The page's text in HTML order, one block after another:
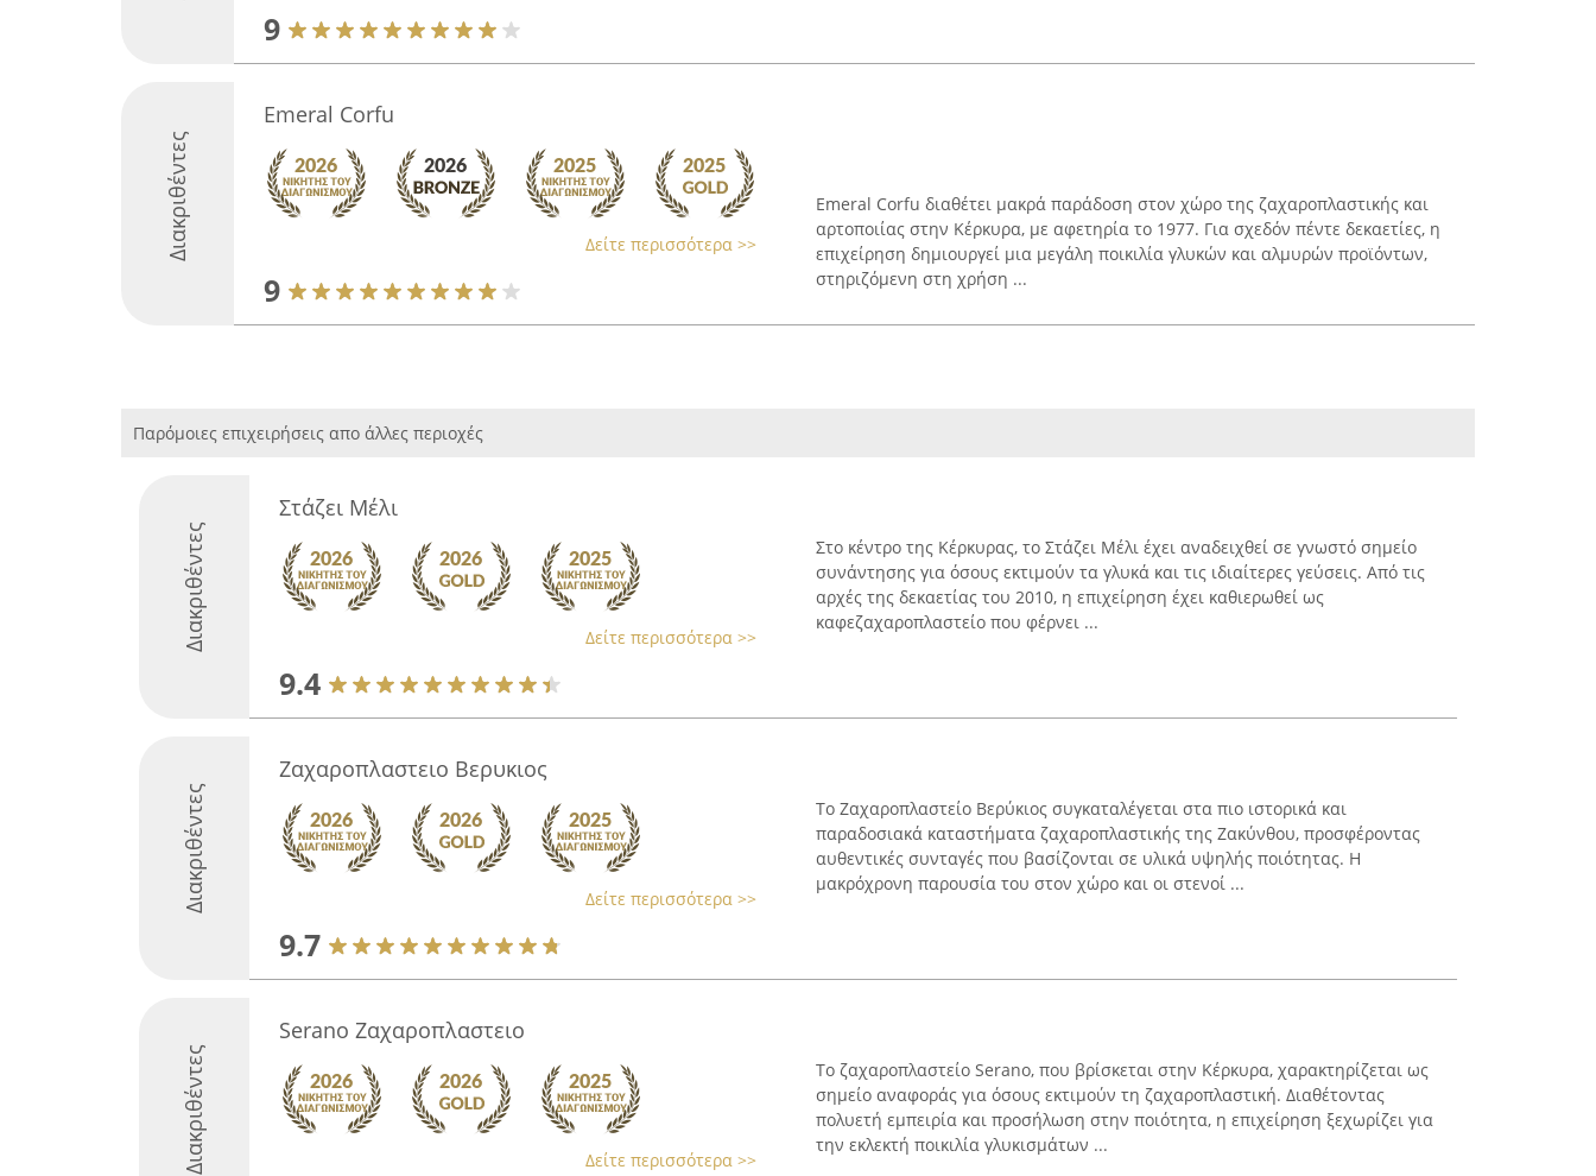
9
Διακριθέντες
Emeral Corfu
Δείτε περισσότερα >>
9
Emeral Corfu διαθέτει μακρά παράδοση στον χώρο της ζαχαροπλαστικής και
αρτοποιίας στην Κέρκυρα, με αφετηρία το 1977. Για σχεδόν πέντε δεκαετίες, η
επιχείρηση δημιουργεί μια μεγάλη ποικιλία γλυκών και αλμυρών προϊόντων,
στηριζόμενη στη χρήση ...
Παρόμοιες επιχειρήσεις απο άλλες περιοχές
Διακριθέντες
Στάζει Μέλι
Δείτε περισσότερα >>
9.4
Στο κέντρο της Κέρκυρας, το Στάζει Μέλι έχει αναδειχθεί σε γνωστό σημείο
συνάντησης για όσους εκτιμούν τα γλυκά και τις ιδιαίτερες γεύσεις. Από τις
αρχές της δεκαετίας του 2010, η επιχείρηση έχει καθιερωθεί ως
καφεζαχαροπλαστείο που φέρνει ...
Διακριθέντες
Ζαχαροπλαστειο Βερυκιος
Δείτε περισσότερα >>
9.7
Το Ζαχαροπλαστείο Βερύκιος συγκαταλέγεται στα πιο ιστορικά και
παραδοσιακά καταστήματα ζαχαροπλαστικής της Ζακύνθου, προσφέροντας
αυθεντικές συνταγές που βασίζονται σε υλικά υψηλής ποιότητας. Η
μακρόχρονη παρουσία του στον χώρο και οι στενοί ...
Διακριθέντες
Serano Ζαχαροπλαστειο
Δείτε περισσότερα >>
Το ζαχαροπλαστείο Serano, που βρίσκεται στην Κέρκυρα, χαρακτηρίζεται ως
σημείο αναφοράς για όσους εκτιμούν τη ζαχαροπλαστική. Διαθέτοντας
πολυετή εμπειρία και προσήλωση στην ποιότητα, η επιχείρηση ξεχωρίζει για
την εκλεκτή ποικιλία γλυκισμάτων ...